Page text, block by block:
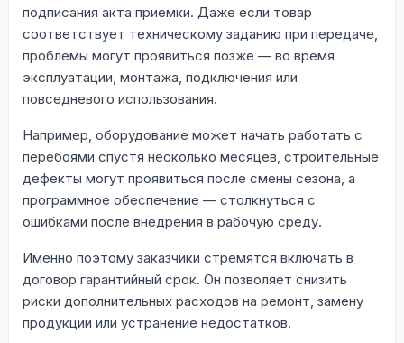
подписания акта приемки. Даже если товар
соответствует техническому заданию при передаче,
проблемы могут проявиться позже — во время
эксплуатации, монтажа, подключения или
повседневого использования.
Например, оборудование может начать работать с
перебоями спустя несколько месяцев, строительные
дефекты могут проявиться после смены сезона, а
программное обеспечение — столкнуться с
ошибками после внедрения в рабочую среду.
Именно поэтому заказчики стремятся включать в
договор гарантийный срок. Он позволяет снизить
риски дополнительных расходов на ремонт, замену
продукции или устранение недостатков.